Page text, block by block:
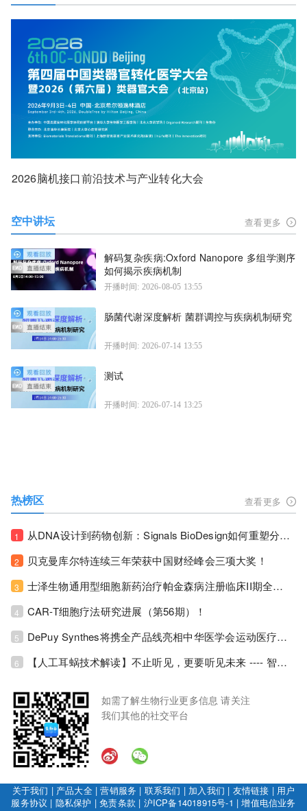
2026脑机接口前沿技术与产业转化大会
空中讲坛 查看更多
解码复杂疾病:Oxford Nanopore 多组学测序
如何揭示疾病机制
开播时间: 2026-08-05 13:55
肠菌代谢深度解析 菌群调控与疾病机制研究
开播时间: 2026-07-14 13:55
测试
开播时间: 2026-07-14 13:25
热榜区 查看更多
1 从DNA设计到药物创新：Signals BioDesign如何重塑分子生物学研发生态！
2 贝克曼库尔特连续三年荣获中国财经峰会三项大奖！
3 士泽生物通用型细胞新药治疗帕金森病注册临床II期全部入组完成！
4 CAR-T细胞疗法研究进展（第56期）！
5 DePuy Synthes将携全产品线亮相中华医学会运动医疗分会大会，加码布局中国运动医学创新赛道！
6 【人工耳蜗技术解读】不止听见，更要听见未来 ---- 智能耳蜗，开启人工耳蜗技术新纪元！
如需了解生物行业更多信息 请关注
我们其他的社交平台
关于我们 | 产品大全|营销服务 | 联系我们 | 加入我们 | 友情链接 | 用户
服务协议 | 隐私保护 |免责条款 | 沪ICP备14018915号-1 |增值电信业务